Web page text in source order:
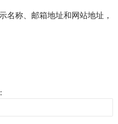
名称、邮箱地址和网站地址，